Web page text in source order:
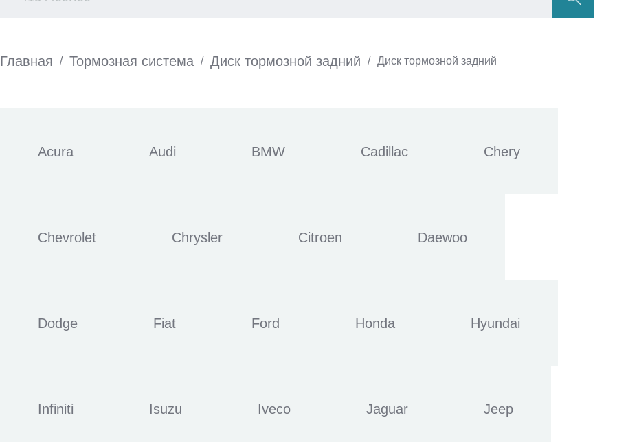
Главная / Тормозная система / Диск тормозной задний / Диск тормозной задний
Acura Audi BMW Cadillac Chery
Chevrolet Chrysler Citroen Daewoo
Dodge Fiat Ford Honda Hyundai
Infiniti Isuzu Iveco Jaguar Jeep